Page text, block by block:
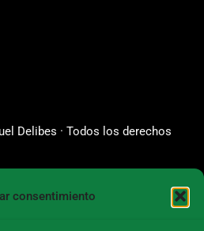
consentimiento
Delibes · Todos los derechos